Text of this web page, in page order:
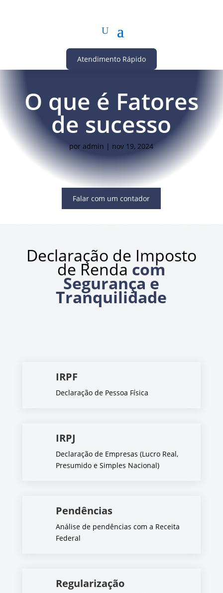
Atendimento Rápido
O que é Fatores
de sucesso
poradmin | nov 19, 2024
Falar com um contador
Declaração de Imposto
de Renda com
Segurança e
Tranquilidade
IRPF
Declaração de Pessoa Física
IRPJ
Declaração de Empresas (Lucro Real,
Presumido e Simples Nacional)
Pendências
Análise de pendências com a Receita
Federal
Regularização